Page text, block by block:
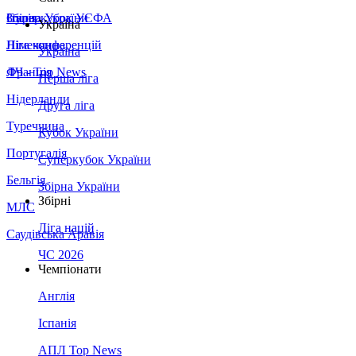
Збірна України
Італія
Німеччина
Франція
Нідерланди
Туреччина
Португалія
Бельгія
МЛС
Саудівська Аравія
Суперкубок УЄФА
Ліга конференцій
ЛЧ - Top News
Україна
Україна
Перша ліга
Друга ліга
Кубок України
Суперкубок України
Збірна України
Збірні
Ліга націй
ЧС 2026
Чемпіонати
Англія
Іспанія
АПЛ Top News